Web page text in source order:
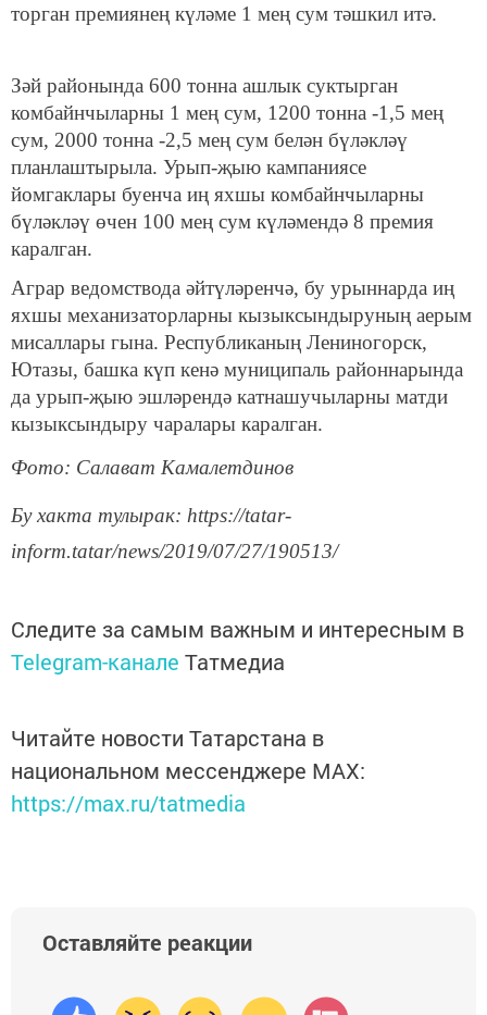
торган премиянең күләме 1 мең сум тәшкил итә.
Зәй районында 600 тонна ашлык суктырган
комбайнчыларны 1 мең сум, 1200 тонна -1,5 мең
сум, 2000 тонна -2,5 мең сум белән бүләкләү
планлаштырыла. Урып-җыю кампаниясе
йомгаклары буенча иң яхшы комбайнчыларны
бүләкләү өчен 100 мең сум күләмендә 8 премия
каралган.
Аграр ведомствода әйтүләренчә, бу урыннарда иң
яхшы механизаторларны кызыксындыруның аерым
мисаллары гына. Республиканың Лениногорск,
Ютазы, башка күп кенә муниципаль районнарында
да урып-җыю эшләрендә катнашучыларны матди
кызыксындыру чаралары каралган.
Фото: Салават Камалетдинов
Бу хакта тулырак: https://tatar-
inform.tatar/news/2019/07/27/190513/
Следите за самым важным и интересным в
Telegram-канале Татмедиа
Читайте новости Татарстана в
национальном мессенджере MАХ:
https://max.ru/tatmedia
Оставляйте реакции